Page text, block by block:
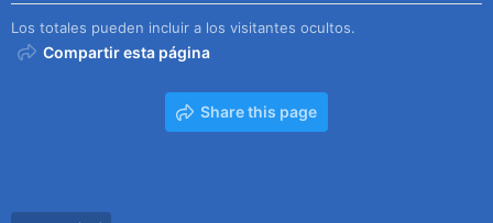
Los totales pueden incluir a los visitantes ocultos.
Compartir esta página
Share this page